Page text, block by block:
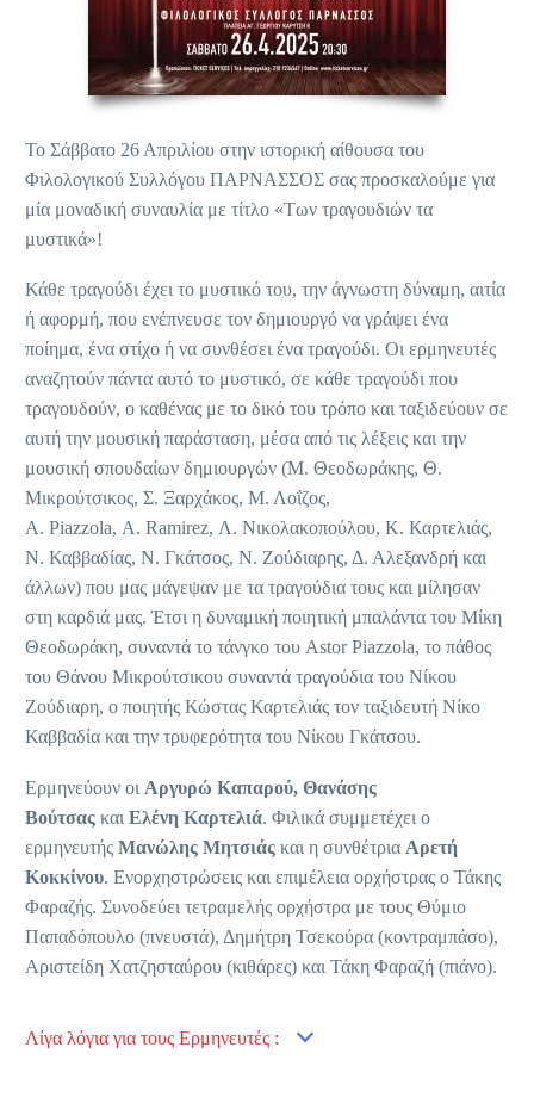
Το Σάββατο 26 Απριλίου στην ιστορική αίθουσα του
Φιλολογικού Συλλόγου ΠΑΡΝΑΣΣΟΣ σας προσκαλούμε για
μία μοναδική συναυλία με τίτλο «Των τραγουδιών τα
μυστικά»!
Κάθε τραγούδι έχει το μυστικό του, την άγνωστη δύναμη, αιτία
ή αφορμή, που ενέπνευσε τον δημιουργό να γράψει ένα
ποίημα, ένα στίχο ή να συνθέσει ένα τραγούδι. Οι ερμηνευτές
αναζητούν πάντα αυτό το μυστικό, σε κάθε τραγούδι που
τραγουδούν, ο καθένας με το δικό του τρόπο και ταξιδεύουν σε
αυτή την μουσική παράσταση, μέσα από τις λέξεις και την
μουσική σπουδαίων δημιουργών (Μ. Θεοδωράκης, Θ.
Μικρούτσικος, Σ. Ξαρχάκος, Μ. Λοΐζος,
Α. Piazzola, A. Ramirez, Λ. Νικολακοπούλου, Κ. Καρτελιάς,
Ν. Καββαδίας, Ν. Γκάτσος, Ν. Ζούδιαρης, Δ. Αλεξανδρή και
άλλων) που μας μάγεψαν με τα τραγούδια τους και μίλησαν
στη καρδιά μας. Έτσι η δυναμική ποιητική μπαλάντα του Μίκη
Θεοδωράκη, συναντά το τάνγκο του Astor Piazzola, το πάθος
του Θάνου Μικρούτσικου συναντά τραγούδια του Νίκου
Ζούδιαρη, ο ποιητής Κώστας Καρτελιάς τον ταξιδευτή Νίκο
Καββαδία και την τρυφερότητα του Νίκου Γκάτσου.
Ερμηνεύουν οι Αργυρώ Καπαρού, Θανάσης
Βούτσας και Ελένη Καρτελιά. Φιλικά συμμετέχει ο
ερμηνευτής Μανώλης Μητσιάς και η συνθέτρια Αρετή
Κοκκίνου. Ενορχηστρώσεις και επιμέλεια ορχήστρας ο Τάκης
Φαραζής. Συνοδεύει τετραμελής ορχήστρα με τους Θύμιο
Παπαδόπουλο (πνευστά), Δημήτρη Τσεκούρα (κοντραμπάσο),
Αριστείδη Χατζησταύρου (κιθάρες) και Τάκη Φαραζή (πιάνο).
Λίγα λόγια για τους Ερμηνευτές :